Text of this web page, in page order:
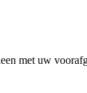
met uw